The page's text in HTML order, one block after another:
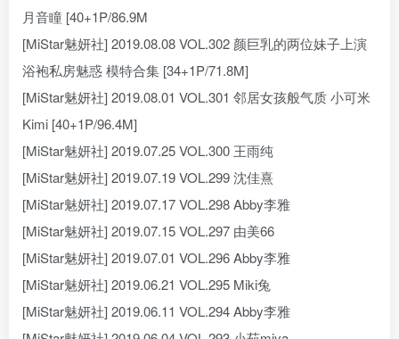
月音瞳 [40+1P/86.9M
[MiStar魅妍社] 2019.08.08 VOL.302 颜巨乳的两位妹子上演
浴袍私房魅惑 模特合集 [34+1P/71.8M]
[MiStar魅妍社] 2019.08.01 VOL.301 邻居女孩般气质 小可米
Kimi [40+1P/96.4M]
[MiStar魅妍社] 2019.07.25 VOL.300 王雨纯
[MiStar魅妍社] 2019.07.19 VOL.299 沈佳熹
[MiStar魅妍社] 2019.07.17 VOL.298 Abby李雅
[MiStar魅妍社] 2019.07.15 VOL.297 由美66
[MiStar魅妍社] 2019.07.01 VOL.296 Abby李雅
[MiStar魅妍社] 2019.06.21 VOL.295 Miki兔
[MiStar魅妍社] 2019.06.11 VOL.294 Abby李雅